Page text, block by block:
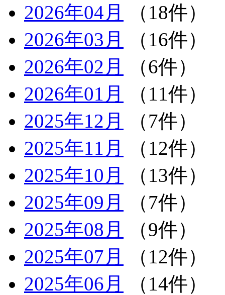
2026年04月
（18件）
2026年03月
（16件）
2026年02月
（6件）
2026年01月
（11件）
2025年12月
（7件）
2025年11月
（12件）
2025年10月
（13件）
2025年09月
（7件）
2025年08月
（9件）
2025年07月
（12件）
2025年06月
（14件）